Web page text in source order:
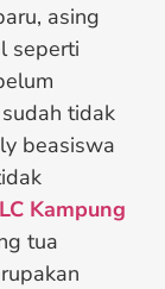
asing
seperti
tidak
beasiswa
LC Kampung
tua